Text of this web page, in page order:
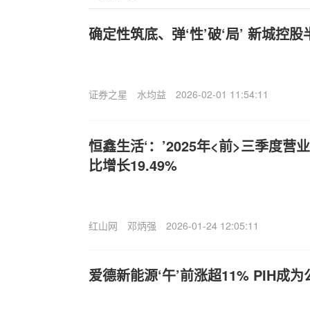
确定性筑底、弹‘性’破‘局’ 新城控
证券之星 水均益 2026-02-01 11:54:11
恒鑫生活‘：’2025年<前>三季度营
比增长19.49%
红山网 邓炳强 2026-01-24 12:05:11
爱德新能源‘午’前涨超11% PIH成